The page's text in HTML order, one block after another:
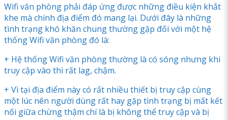
Wifi văn phòng phải đáp ứng được những điều kiện khắt
khe mà chính địa điểm đó mang lại. Dưới đây là những
tình trạng khó khăn chung thường gặp đối với một hệ
thống Wifi văn phòng đó là:
+ Hệ thống Wifi văn phòng thường là có sóng nhưng khi
truy cập vào thì rất lag, chậm.
+ Vì tại địa điểm này có rất nhiều thiết bị truy cập cùng
một lúc nên người dùng rất hay gặp tình trạng bị mất kết
nối giữa chừng thậm chí là bị không thể truy cập và bị